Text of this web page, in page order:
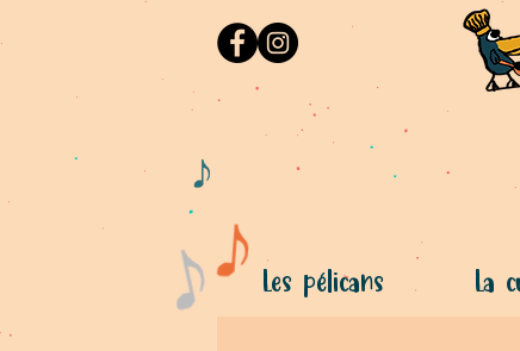
Les pélicans La